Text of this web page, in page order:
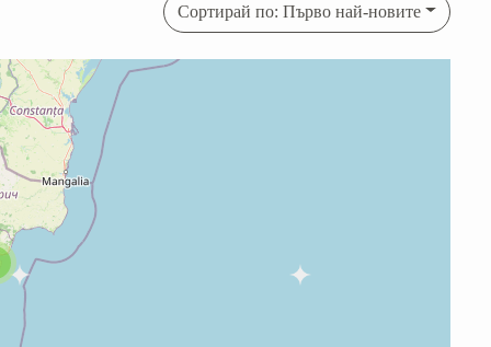
Сортирай по: Първо най-новите